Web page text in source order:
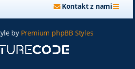
Kontakt z nami
by Premium phpBB Styles